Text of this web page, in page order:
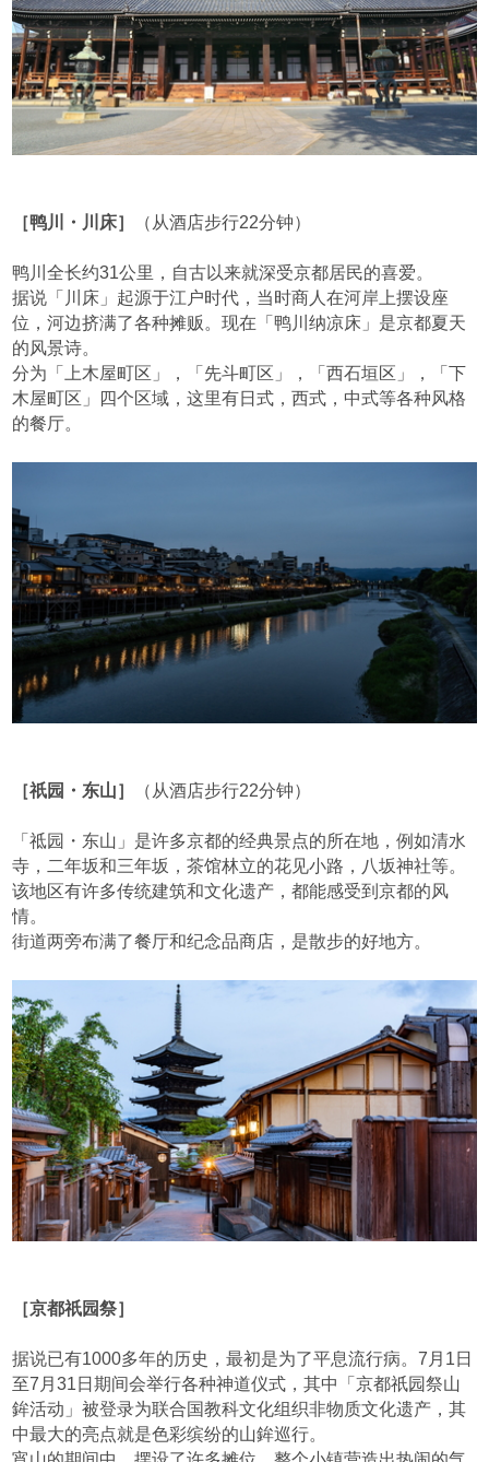
［鸭川・川床］ （从酒店步行22分钟）
鸭川全长约31公里，自古以来就深受京都居民的喜爱。
据说「川床」起源于江户时代，当时商人在河岸上摆设座
位，河边挤满了各种摊贩。现在「鸭川纳凉床」是京都夏天
的风景诗。
分为「上木屋町区」，「先斗町区」，「西石垣区」，「下
木屋町区」四个区域，这里有日式，西式，中式等各种风格
的餐厅。
［祇园・东山］ （从酒店步行22分钟）
「祗园・东山」是许多京都的经典景点的所在地，例如清水
寺，二年坂和三年坂，茶馆林立的花见小路，八坂神社等。
该地区有许多传统建筑和文化遗产，都能感受到京都的风
情。
街道两旁布满了餐厅和纪念品商店，是散步的好地方。
［京都祇园祭］
据说已有1000多年的历史，最初是为了平息流行病。7月1日
至7月31日期间会举行各种神道仪式，其中「京都祇园祭山
鉾活动」被登录为联合国教科文化组织非物质文化遗产，其
中最大的亮点就是色彩缤纷的山鉾巡行。